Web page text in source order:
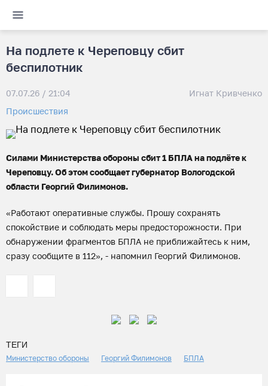
На подлете к Череповцу сбит
беспилотник
07.07.26 / 21:04
Игнат Кривченко
Происшествия
Силами Министерства обороны сбит 1 БПЛА на подлёте к
Череповцу. Об этом сообщает губернатор Вологодской
области Георгий Филимонов.
«Работают оперативные службы. Прошу сохранять
спокойствие и соблюдать меры предосторожности. При
обнаружении фрагментов БПЛА не приближайтесь к ним,
сразу сообщите в 112», - напомнил Георгий Филимонов.
ТЕГИ
Министерство обороны Георгий Филимонов БПЛА